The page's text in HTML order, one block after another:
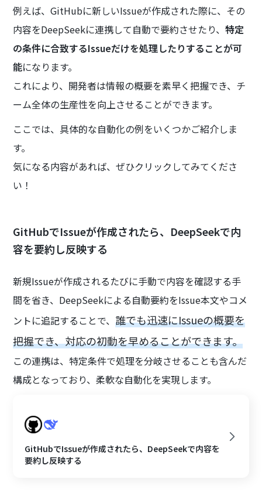
例えば、GitHubに新しいIssueが作成された際に、その
内容をDeepSeekに連携して自動で要約させたり、特定
の条件に合致するIssueだけを処理したりすることが可
能になります。
これにより、開発者は情報の概要を素早く把握でき、チ
ーム全体の生産性を向上させることができます。
ここでは、具体的な自動化の例をいくつかご紹介しま
す。
気になる内容があれば、ぜひクリックしてみてくださ
い！
GitHubでIssueが作成されたら、DeepSeekで内
容を要約し反映する
新規Issueが作成されるたびに手動で内容を確認する手
間を省き、DeepSeekによる自動要約をIssue本文やコメ
ントに追記することで、誰でも迅速にIssueの概要を
把握でき、対応の初動を早めることができます。
この連携は、特定条件で処理を分岐させることも含んだ
構成となっており、柔軟な自動化を実現します。
GitHubでIssueが作成されたら、DeepSeekで内容を
要約し反映する